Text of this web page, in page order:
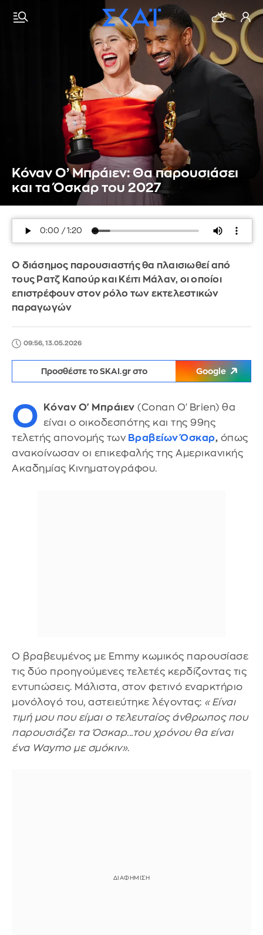
Κόναν Ο’ Μπράιεν: Θα παρουσιάσει
και τα Όσκαρ του 2027
Ο διάσημος παρουσιαστής θα πλαισιωθεί από
τους Ρατζ Καπούρ και Κέιτι Μάλαν, οι οποίοι
επιστρέφουν στον ρόλο των εκτελεστικών
παραγωγών
09:56, 13.05.2026
Προσθέστε το SKAI.gr στο Google
Ο Κόναν Ο' Μπράιεν (Conan O'Brien) θα
είναι ο οικοδεσπότης και της 99ης
τελετής απονομής των Βραβείων Όσκαρ, όπως
ανακοίνωσαν οι επικεφαλής της Αμερικανικής
Ακαδημίας Κινηματογράφου.
Ο βραβευμένος με Emmy κωμικός παρουσίασε
τις δύο προηγούμενες τελετές κερδίζοντας τις
εντυπώσεις. Μάλιστα, στον φετινό εναρκτήριο
μονόλογό του, αστειεύτηκε λέγοντας: «Είναι
τιμή μου που είμαι ο τελευταίος άνθρωπος που
παρουσιάζει τα Όσκαρ...του χρόνου θα είναι
ένα Waymo με σμόκιν».